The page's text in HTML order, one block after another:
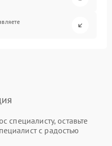
специалисту, оставьте
с радостью